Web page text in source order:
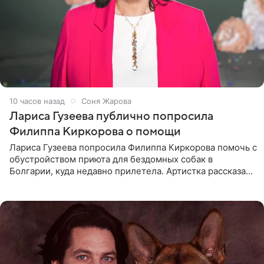
10 часов назад Соня Жарова
Лариса Гузеева публично попросила
Филиппа Киркорова о помощи
Лариса Гузеева попросила Филиппа Киркорова помочь с
обустройством приюта для бездомных собак в
Болгарии, куда недавно прилетела. Артистка рассказала